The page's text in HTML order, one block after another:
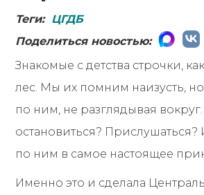
Теги: ЦГДБ
Поделиться новостью:
Знакомые с детства строчки,
лес. Мы их помним наизусть,
по ним, не разглядывая
остановиться? Прислушаться?
по ним в самое настоящее
Именно это и сделала